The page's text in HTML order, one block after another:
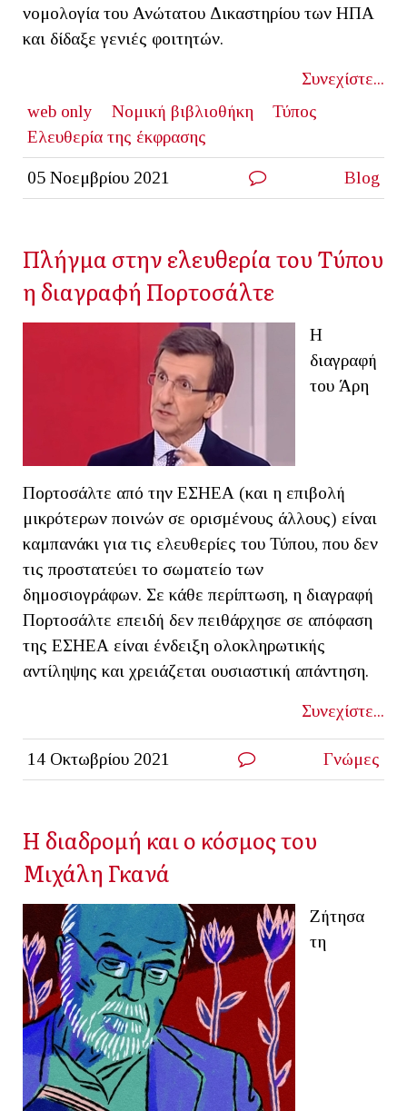
νομολογία του Ανώτατου Δικαστηρίου των ΗΠΑ
και δίδαξε γενιές φοιτητών.
Συνεχίστε...
web only
Νομική βιβλιοθήκη
Τύπος
Ελευθερία της έκφρασης
05 Νοεμβρίου 2021 Blog
Πλήγμα στην ελευθερία του Τύπου
η διαγραφή Πορτοσάλτε
Η
διαγραφή
του Άρη
Πορτοσάλτε από την ΕΣΗΕΑ (και η επιβολή
μικρότερων ποινών σε ορισμένους άλλους) είναι
καμπανάκι για τις ελευθερίες του Τύπου, που δεν
τις προστατεύει το σωματείο των
δημοσιογράφων. Σε κάθε περίπτωση, η διαγραφή
Πορτοσάλτε επειδή δεν πειθάρχησε σε απόφαση
της ΕΣΗΕΑ είναι ένδειξη ολοκληρωτικής
αντίληψης και χρειάζεται ουσιαστική απάντηση.
Συνεχίστε...
14 Οκτωβρίου 2021 Γνώμες
Η διαδρομή και ο κόσμος του
Μιχάλη Γκανά
Ζήτησα
τη